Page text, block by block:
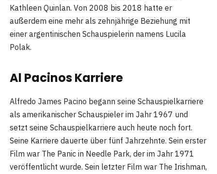
Kathleen Quinlan. Von 2008 bis 2018 hatte er
außerdem eine mehr als zehnjährige Beziehung mit
einer argentinischen Schauspielerin namens Lucila
Polak.
Al Pacinos Karriere
Alfredo James Pacino begann seine Schauspielkarriere
als amerikanischer Schauspieler im Jahr 1967 und
setzt seine Schauspielkarriere auch heute noch fort.
Seine Karriere dauerte über fünf Jahrzehnte. Sein erster
Film war The Panic in Needle Park, der im Jahr 1971
veröffentlicht wurde. Sein letzter Film war The Irishman,